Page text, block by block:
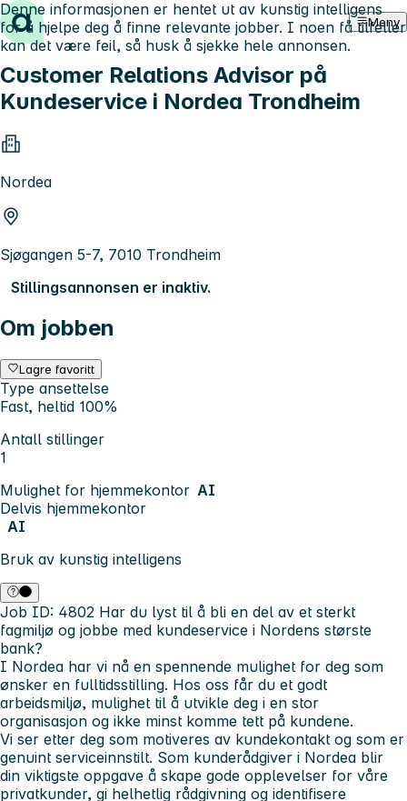
Hopp til innhold Meny
Customer Relations Advisor på
Kundeservice i Nordea Trondheim
Nordea
Sjøgangen 5-7, 7010 Trondheim
Stillingsannonsen er inaktiv.
Om jobben
Lagre favoritt
Type ansettelse
Fast, heltid 100%
Antall stillinger
1
Mulighet for hjemmekontor AI
Delvis hjemmekontor
AI
Bruk av kunstig intelligens
Denne informasjonen er hentet ut av kunstig intelligens
for å hjelpe deg å finne relevante jobber. I noen få tilfeller
kan det være feil, så husk å sjekke hele annonsen.
Job ID: 4802 Har du lyst til å bli en del av et sterkt
fagmiljø og jobbe med kundeservice i Nordens største
bank?
I Nordea har vi nå en spennende mulighet for deg som
ønsker en fulltidsstilling. Hos oss får du et godt
arbeidsmiljø, mulighet til å utvikle deg i en stor
organisasjon og ikke minst komme tett på kundene.
Vi ser etter deg som motiveres av kundekontakt og som er
genuint serviceinnstilt. Som kunderådgiver i Nordea blir
din viktigste oppgave å skape gode opplevelser for våre
privatkunder, gi helhetlig rådgivning og identifisere